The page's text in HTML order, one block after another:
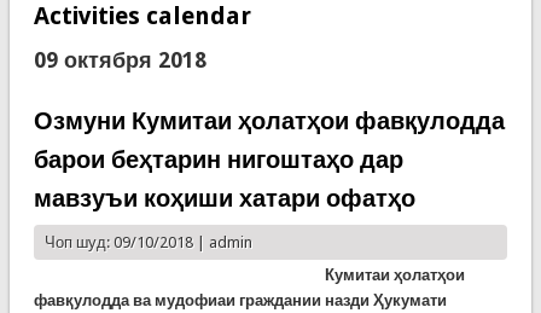
Activities calendar
09 октября 2018
Озмуни Кумитаи ҳолатҳои фавқулодда
барои беҳтарин нигоштаҳо дар
мавзуъи коҳиши хатари офатҳо
Чоп шуд: 09/10/2018 | admin
Кумитаи ҳолатҳои
фавқулодда ва мудофиаи граждании назди Ҳукумати